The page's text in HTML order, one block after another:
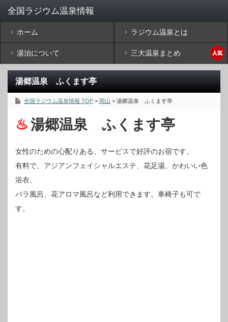
ホーム ラジウム温泉とは
湯治について 三大温泉まとめ
湯郷温泉 ふくます亭
全国ラジウム温泉情報 TOP > 岡山 > 湯郷温泉 ふくます亭
湯郷温泉 ふくます亭
女性のための心配りある、サービスで好評のお宿です。
有料で、アジアンフェイシャルエステ、花足湯、かわいい色
浴衣、
バラ風呂、花アロマ風呂など利用できます。車椅子も可で
す。